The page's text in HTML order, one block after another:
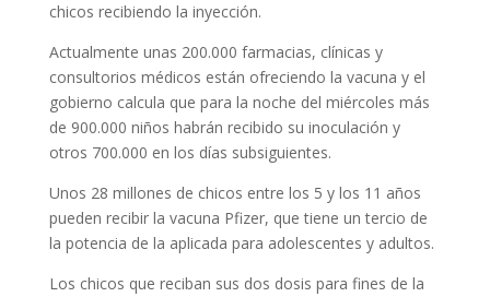
chicos recibiendo la inyección.
Actualmente unas 200.000 farmacias, clínicas y
consultorios médicos están ofreciendo la vacuna y el
gobierno calcula que para la noche del miércoles más
de 900.000 niños habrán recibido su inoculación y
otros 700.000 en los días subsiguientes.
Unos 28 millones de chicos entre los 5 y los 11 años
pueden recibir la vacuna Pfizer, que tiene un tercio de
la potencia de la aplicada para adolescentes y adultos.
Los chicos que reciban sus dos dosis para fines de la